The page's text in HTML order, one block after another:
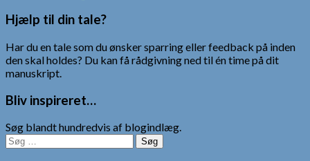
Hjælp til din tale?
Har du en tale som du ønsker sparring eller feedback på inden
den skal holdes? Du kan få rådgivning ned til én time på dit
manuskript.
Bliv inspireret…
Søg blandt hundredvis af blogindlæg.
Søg
efter: